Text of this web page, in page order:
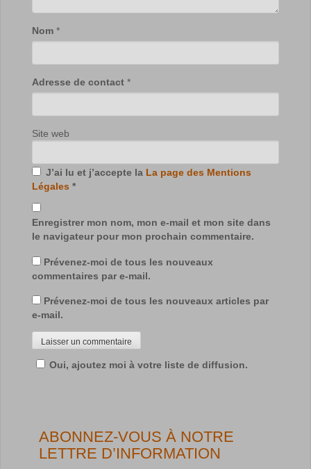
Nom *
Adresse de contact *
Site web
J’ai lu et j’accepte la La page des Mentions
Légales *
Enregistrer mon nom, mon e-mail et mon site dans
le navigateur pour mon prochain commentaire.
Prévenez-moi de tous les nouveaux
commentaires par e-mail.
Prévenez-moi de tous les nouveaux articles par
e-mail.
Oui, ajoutez moi à votre liste de diffusion.
ABONNEZ-VOUS À NOTRE
LETTRE D’INFORMATION